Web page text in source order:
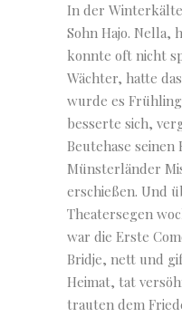
In der
Sohn Hajo. Nella,
konnte oft nicht
Wächter, hatte
wurde es
besserte sich,
Beutehase
Münsterländer
erschießen. Und
Theatersegen
war die Erste
Bridje, nett und
Heimat, tat
trauten dem